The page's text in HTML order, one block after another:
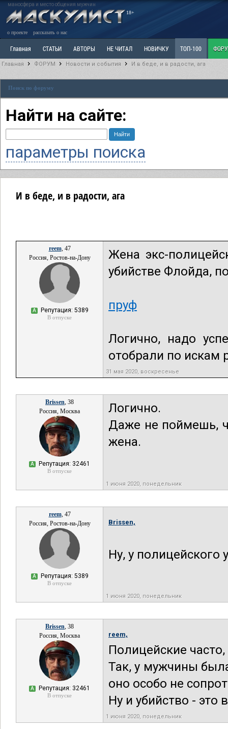
маносфера и место общения мужчин
18+
о проекте рассказать о нас
Главная СТАТЬИ АВТОРЫ НЕ ЧИТАЛ НОВИЧКУ ТОП-100
Ветка: Наболевшее. Выскажись!
РАЗДЕЛ: Разное
Главная ФОРУМ Новости и события И в беде, и в радости, ага
Поиск по форуму
Найти на сайте:
параметры поиска
И в беде, и в радости, ага
reem, 47
Россия, Ростов-на-Дону
А Репутация: 5389
В отпуске
Жена экс-
убийстве Флойда,
пруф
Логично, надо
отобрали по искам
31 мая 2020, воскресенье
Brissen, 38
Россия, Москва
А Репутация: 32461
В отпуске
Логично.
Даже не поймешь,
жена.
1 июня 2020, понедельник
reem, 47
Россия, Ростов-на-Дону
А Репутация: 5389
В отпуске
Brissen,
Ну, у
1 июня 2020, понедельник
Brissen, 38
Россия, Москва
А Репутация: 32461
В отпуске
reem,
Полицейские
Так, у мужчины
оно особо не
Ну и убийство - это
1 июня 2020, понедельник